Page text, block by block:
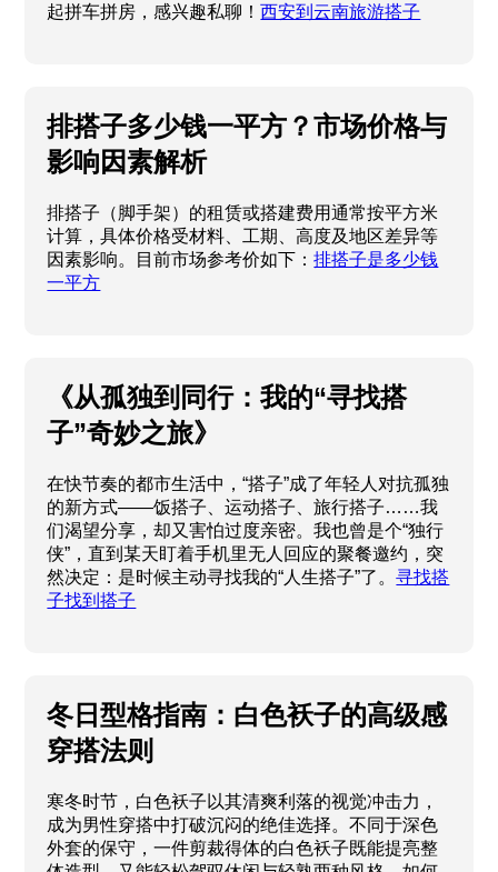
起拼车拼房，感兴趣私聊！西安到云南旅游搭子
排搭子多少钱一平方？市场价格与
影响因素解析
排搭子（脚手架）的租赁或搭建费用通常按平方米
计算，具体价格受材料、工期、高度及地区差异等
因素影响。目前市场参考价如下：排搭子是多少钱
一平方
《从孤独到同行：我的“寻找搭
子”奇妙之旅》
在快节奏的都市生活中，“搭子”成了年轻人对抗孤独
的新方式——饭搭子、运动搭子、旅行搭子……我
们渴望分享，却又害怕过度亲密。我也曾是个“独行
侠”，直到某天盯着手机里无人回应的聚餐邀约，突
然决定：是时候主动寻找我的“人生搭子”了。寻找搭
子找到搭子
冬日型格指南：白色袄子的高级感
穿搭法则
寒冬时节，白色袄子以其清爽利落的视觉冲击力，
成为男性穿搭中打破沉闷的绝佳选择。不同于深色
外套的保守，一件剪裁得体的白色袄子既能提亮整